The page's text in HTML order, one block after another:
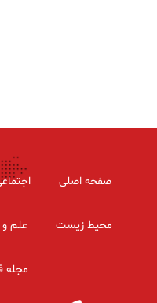
صفحه اصلی
محیط زیست علم و
مجله